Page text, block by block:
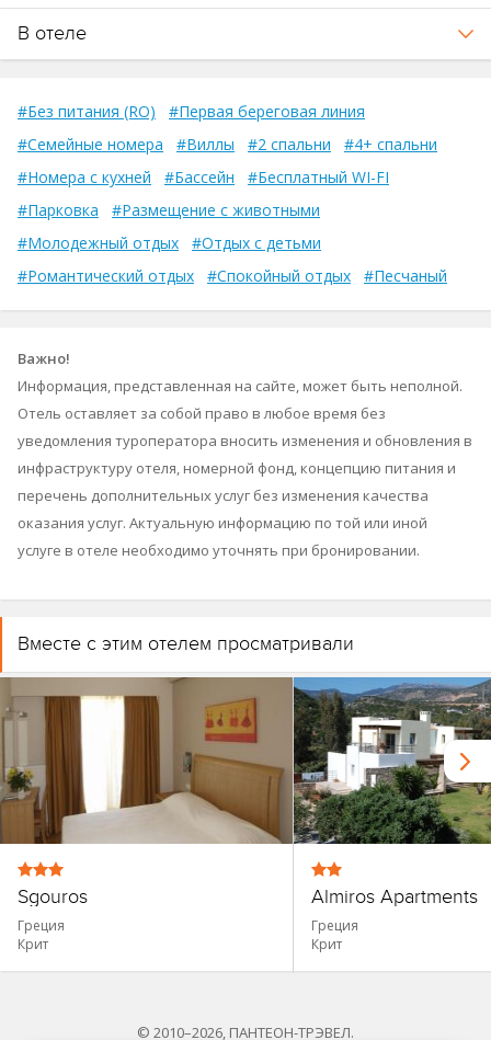
В отеле
#Без питания (RO)
#Первая береговая линия
#Семейные номера
#Виллы #2 спальни
#4+ спальни
#Номера с кухней
#Бассейн
#Бесплатный WI-FI
#Парковка
#Размещение с животными
#Молодежный отдых
#Отдых с детьми
#Романтический отдых
#Спокойный отдых #Песчаный
Важно!
Информация, представленная на сайте, может быть неполной.
Отель оставляет за собой право в любое время без
уведомления туроператора вносить изменения и обновления в
инфраструктуру отеля, номерной фонд, концепцию питания и
перечень дополнительных услуг без изменения качества
оказания услуг. Актуальную информацию по той или иной
услуге в отеле необходимо уточнять при бронировании.
Вместе с этим отелем просматривали
Sgouros
Греция
Крит
Almiros Apartments
Греция
Крит
© 2010–2026, ПАНТЕОН-ТРЭВЕЛ.